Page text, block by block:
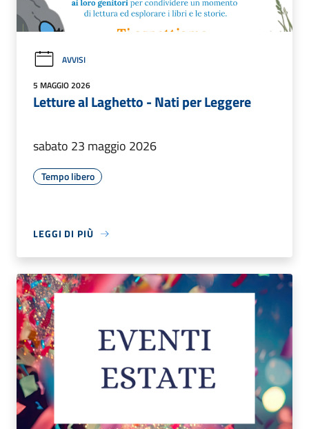
AVVISI
5 MAGGIO 2026
Letture al Laghetto - Nati per Leggere
sabato 23 maggio 2026
Tempo libero
LEGGI DI PIÙ